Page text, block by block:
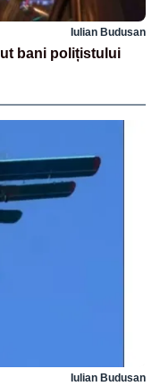
Iulian Budusan
bani polițistului
Iulian Budusan